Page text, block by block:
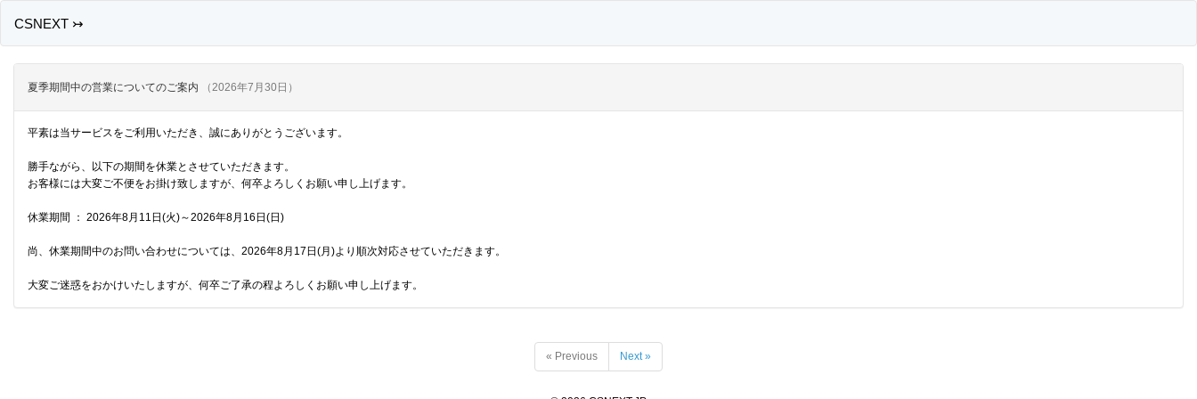
CSNEXT ↣
夏季期間中の営業についてのご案内 （2026年7月30日）
平素は当サービスをご利用いただき、誠にありがとうございます。
勝手ながら、以下の期間を休業とさせていただきます。
お客様には大変ご不便をお掛け致しますが、何卒よろしくお願い申し上げます。
休業期間 ： 2026年8月11日(火)～2026年8月16日(日)
尚、休業期間中のお問い合わせについては、2026年8月17日(月)より順次対応させていただきます。
大変ご迷惑をおかけいたしますが、何卒ご了承の程よろしくお願い申し上げます。
« Previous Next »